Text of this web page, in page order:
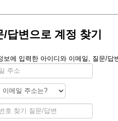
/답변으로 계정 찾기
보에 입력한 아이디와 이메일, 질문/답